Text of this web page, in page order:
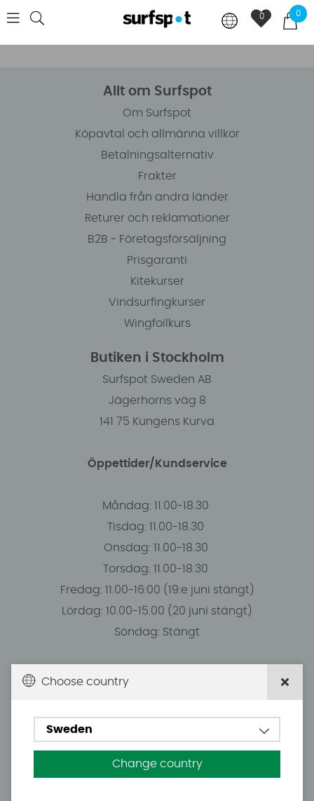
0
0
Allt om Surfspot
Om Surfspot
Köpavtal och allmänna villkor
Betalningsalternativ
Frakter
Handla från andra länder
Returer och reklamationer
B2B - Företagsförsäljning
Prisgaranti
Kitekurser
Vindsurfingkurser
Wingfoilkurs
Butiken i Stockholm
Surfspot Sweden AB
Jägerhorns väg 8
141 75 Kungens Kurva
Öppettider/Kundservice
Måndag: 11.00-18.30
Tisdag: 11.00-18.30
Onsdag: 11.00-18.30
Torsdag: 11.00-18.30
Fredag: 11.00-16:00 (19:e juni stängt)
Lördag: 10.00-15.00 (20 juni stängt)
Söndag: Stängt
Du kan hämta ordrar efter överenskommelse från
E-post: info@surfspot.se
Choose country
Sweden
Change country